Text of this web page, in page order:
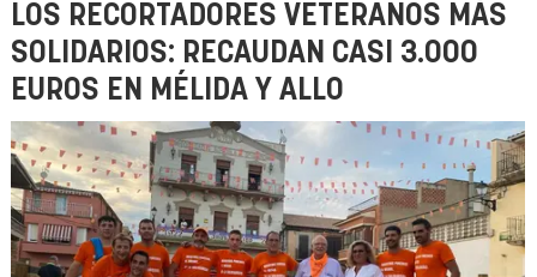
LOS RECORTADORES VETERANOS MÁS
SOLIDARIOS: RECAUDAN CASI 3.000
EUROS EN MÉLIDA Y ALLO